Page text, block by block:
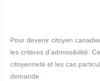
Pour devenir citoyen
les critères d’admissibilité.
citoyenneté et les cas
demande.